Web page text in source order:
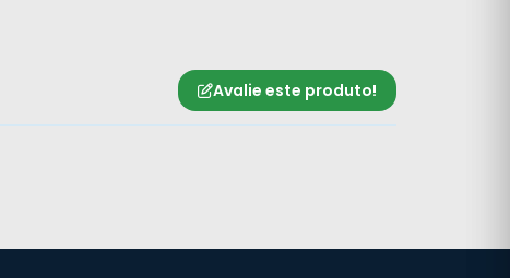
Avalie este produto!